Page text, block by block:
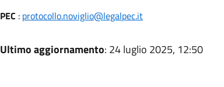
PEC : protocollo.noviglio@legalpec.it
Ultimo aggiornamento: 24 luglio 2025, 12:50